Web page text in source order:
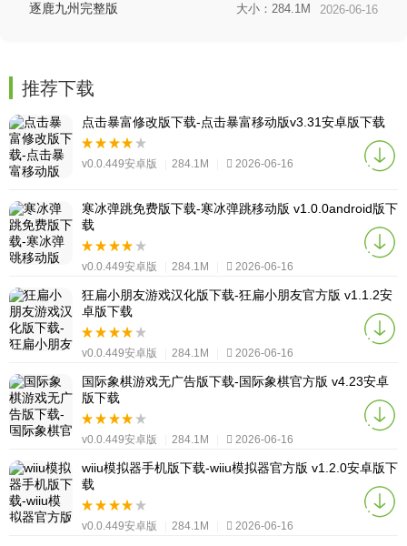
逐鹿九州完整版 大小：284.1M 2026-06-16
推荐下载
点击暴富修改版下载-点击暴富移动版v3.31安卓版下载
v0.0.449安卓版 284.1M 2026-06-16
寒冰弹跳免费版下载-寒冰弹跳移动版 v1.0.0android版下
载
v0.0.449安卓版 284.1M 2026-06-16
狂扁小朋友游戏汉化版下载-狂扁小朋友官方版 v1.1.2安
卓版下载
v0.0.449安卓版 284.1M 2026-06-16
国际象棋游戏无广告版下载-国际象棋官方版 v4.23安卓
版下载
v0.0.449安卓版 284.1M 2026-06-16
wiiu模拟器手机版下载-wiiu模拟器官方版 v1.2.0安卓版下
载
v0.0.449安卓版 284.1M 2026-06-16